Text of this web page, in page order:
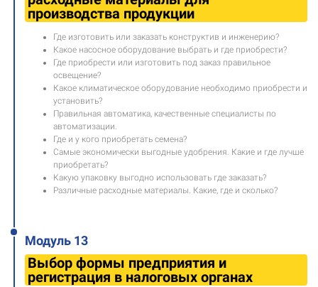
производства продукции
Где изготовить или заказать конструктив и инженерию?
Какое насосное оборудование выбрать и где приобрести?
Где приобрести или изготовить под заказ правильное
освещение?
Какое климатическое оборудование необходимо приобрести и
установить?
Правильная автоматика, качественные специалисты по
автоматизации.
Где и у кого приобретать семена?
Самые экономически выгодные удобрения. Какие и где лучше
приобретать?
Какую упаковку выгодно использовать где заказать?
Различные расходные материалы. Какие, где и сколько?
Модуль 13
Выбор формы предприятия и
регистрация в налоговых органах